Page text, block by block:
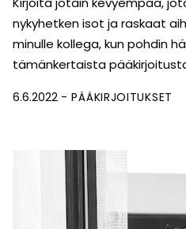
nykyhetken isot ja raskaat
minulle kollega, kun pohdin
tämänkertaista
6.6.2022 PÄÄKIRJOITUKSET